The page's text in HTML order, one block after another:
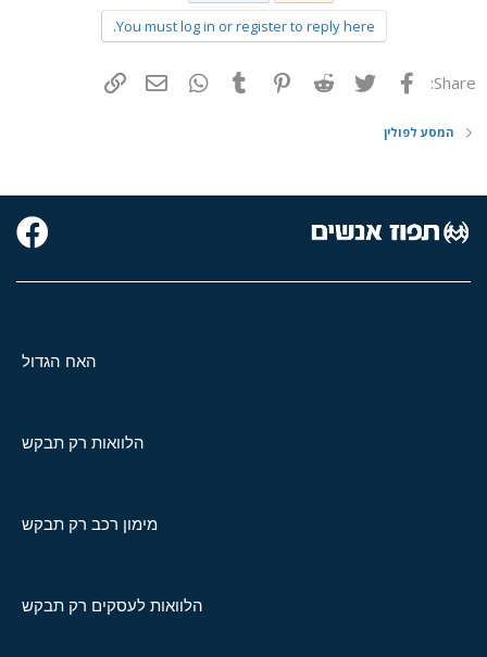
You must log in or register to reply here.
Share: פייסבוק Twitter
Reddit
Pinterest
Tumblr
WhatsAppדואר אלקטרוני
המסע לפולין
האח הגדול
הלוואות רק תבקש
מימון רכב רק תבקש
הלוואות לעסקים רק תבקש